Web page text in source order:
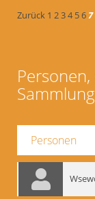
Zurück 1 234 567
Personen